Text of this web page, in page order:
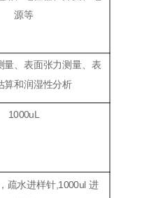
源等
量、表面张力测量、表
算和润湿性分析
1000uL
疏水进样针,1000ul 进